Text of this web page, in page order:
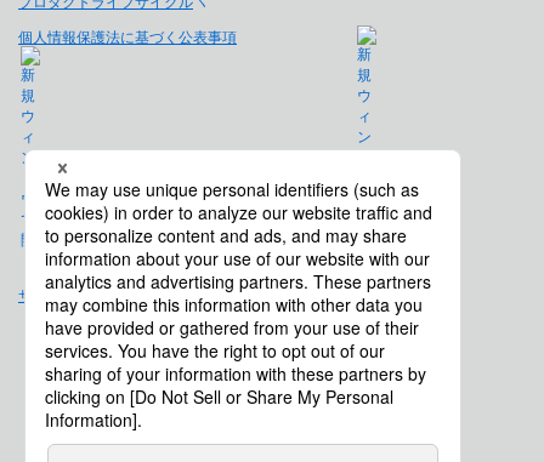
個人情報保護法に基づく公表事項
免責事項
サイトマップ